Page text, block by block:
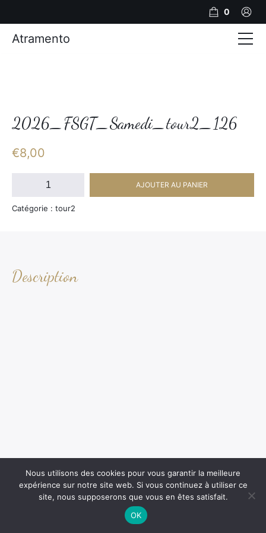
2026_FSGT_Samedi_tour2_126
€8,00
quantité
2026_FSGT_Samedi_tour2_126
AJOUTER AU PANIER
Catégorie : tour2
Description
0
Atramento
Photos
Nous utilisons des cookies pour vous garantir la meilleure
expérience sur notre site web. Si vous continuez à utiliser ce
site, nous supposerons que vous en êtes satisfait.
OK